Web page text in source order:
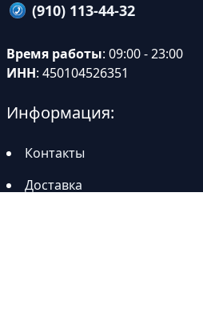
(910) 113-44-32
Время работы: 09:00 - 23:00
ИНН: 450104526351
Информация:
Контакты
Доставка